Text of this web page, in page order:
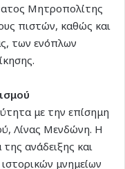
Μητροπολίτης
πιστών, καθώς και
των ενόπλων
με την επίσημη
Λίνας Μενδώνη. Η
ανάδειξης και
μνημείων